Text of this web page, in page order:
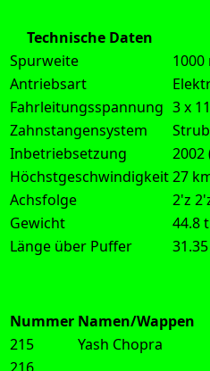
Technische Daten
Spurweite
1000
Antriebsart
Fahrleitungsspannung 3 x
Zahnstangensystem
Strub
Inbetriebsetzung
2002
Höchstgeschwindigkeit27
Achsfolge
2'z
Gewicht
44.8
Länge über Puffer
Nummer Namen/Wappen
215
Yash Chopra